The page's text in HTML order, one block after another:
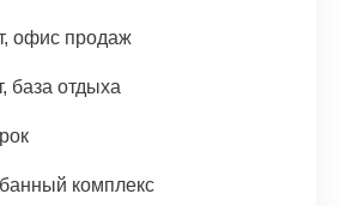
офис продаж
база отдыха
комплекс